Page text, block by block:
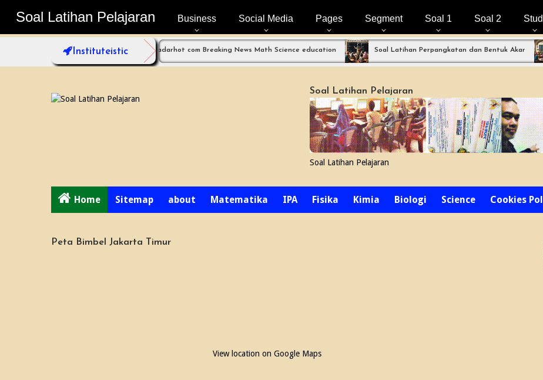
Soal Latihan Pelajaran Business Social Media Pages Segment Soal 1 Soal 2
Instituteistic
Fokus Super Tinggi! Radarhot com Breaking News Math Science education Soal Latihan Perpangkatan dan Bentuk Akar
Soal Latihan Pelajaran
Soal Latihan Pelajaran
Home Sitemap about Matematika IPA Fisika Kimia Biologi Science Cookies
Peta Bimbel Jakarta Timur
View location on Google Maps